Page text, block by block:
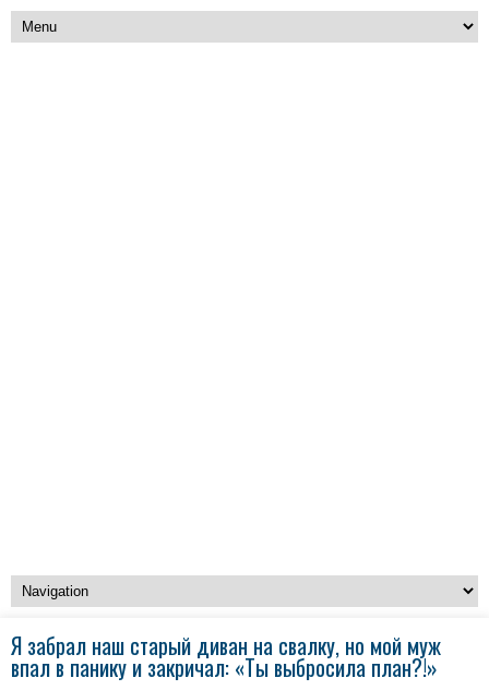
Я забрал наш старый диван на свалку, но мой муж
впал в панику и закричал: «Ты выбросила план?!»